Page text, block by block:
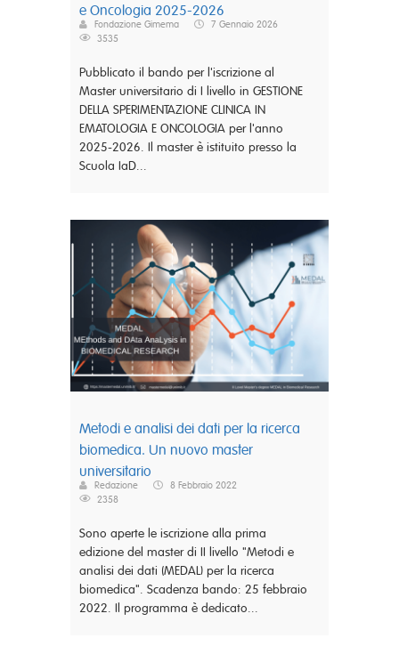
e Oncologia 2025-2026
Fondazione Gimema
7 Gennaio 2026
3535
Pubblicato il bando per l'iscrizione al
Master universitario di I livello in GESTIONE
DELLA SPERIMENTAZIONE CLINICA IN
EMATOLOGIA E ONCOLOGIA per l'anno
2025-2026. Il master è istituito presso la
Scuola IaD...
Metodi e analisi dei dati per la ricerca
biomedica. Un nuovo master
universitario
Redazione
8 Febbraio 2022
2358
Sono aperte le iscrizione alla prima
edizione del master di II livello "Metodi e
analisi dei dati (MEDAL) per la ricerca
biomedica". Scadenza bando: 25 febbraio
2022. Il programma è dedicato...